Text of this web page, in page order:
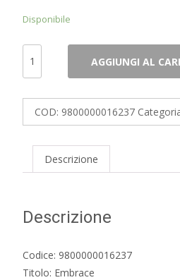
Disponibile
AGGIUNGI AL
COD: 9800000016237
Descrizione
Descrizione
Codice: 9800000016237
Titolo: Embrace